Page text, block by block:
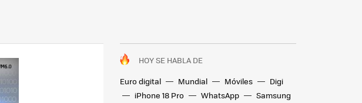
HOY SE HABLA DE
Euro digital
Mundial Móviles
Digi
iPhone 18 Pro
WhatsApp
Samsung